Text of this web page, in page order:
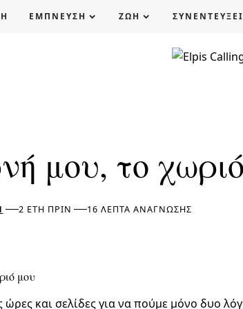
ΕΜΠΝΕΥΣΗ ΖΩΗ
μου, το
2 ΈΤΗ ΠΡΙΝ 16 ΛΕΠΤΆ ΑΝΆΓΝΩΣΗΣ
μου
ώρες και σελίδες για να πούμε μόνο δυο